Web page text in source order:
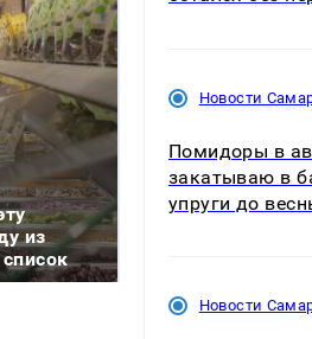
из
В ОАЭ
Новости
Помидоры в
закатываю в
упруги до
Новости